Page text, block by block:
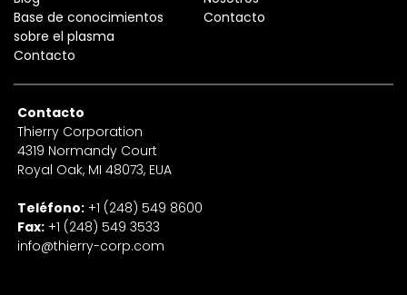
Base de conocimientos
sobre el plasma
Contacto
Contacto
Contacto
Thierry Corporation
4319 Normandy Court
Royal Oak, MI 48073, EUA
Teléfono: +1 (248) 549 8600
Fax: +1 (248) 549 3533
info@thierry-corp.com